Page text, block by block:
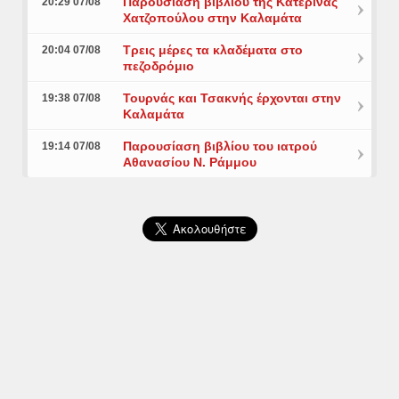
Χατζοπούλου στην Καλαμάτα
20:04 07/08
Τρεις μέρες τα κλαδέματα στο
πεζοδρόμιο
19:38 07/08
Τουρνάς και Τσακνής έρχονται στην
Καλαμάτα
19:14 07/08
Παρουσίαση βιβλίου του ιατρού
Αθανασίου Ν. Ράμμου